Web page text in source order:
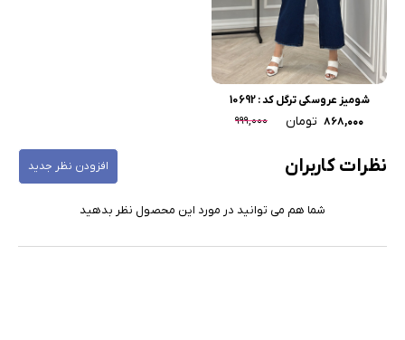
شومیز عروسکی ترگل کد : 10692
۸۶۸,۰۰۰ تومان ۹۹۹,۰۰۰
نظرات کاربران افزودن نظر جدید
شما هم می توانید در مورد این محصول نظر بدهید